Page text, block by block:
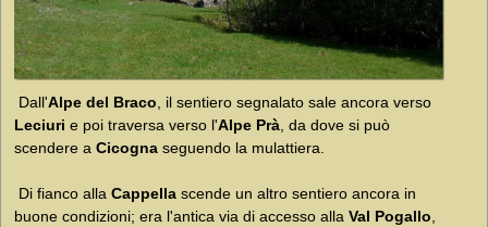
Dall'Alpe del Braco , il sentiero segnalato sale ancora verso
Leciuri e poi traversa verso l'Alpe Prà , da dove si può
scendere a Cicogna seguendo la mulattiera.
Di fianco alla Cappella scende un altro sentiero ancora in
buone condizioni; era l'antica via di accesso alla Val Pogallo